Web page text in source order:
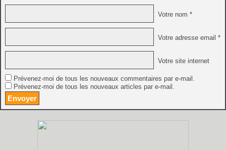
Votre nom *
Votre adresse email *
Votre site internet
Prévenez-moi de tous les nouveaux commentaires par e-mail.
Prévenez-moi de tous les nouveaux articles par e-mail.